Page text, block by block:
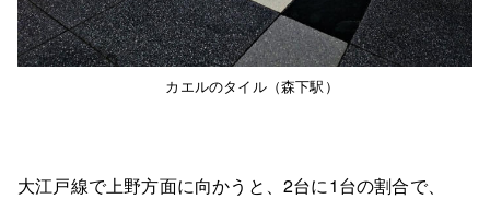
カエルのタイル（森下駅）
大江戸線で上野方面に向かうと、2台に1台の割合で、